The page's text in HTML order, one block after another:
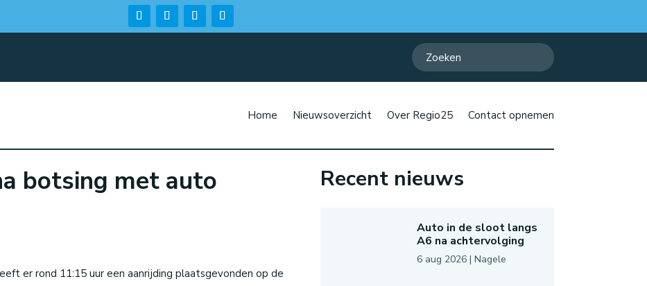
Home Nieuwsoverzicht Over Regio25 Contact opnemen
botsing met auto
er rond 11:15 uur een aanrijding plaatsgevonden op de
Recent nieuws
Auto in de sloot langs
A6 na achtervolging
6 aug 2026| Nagele